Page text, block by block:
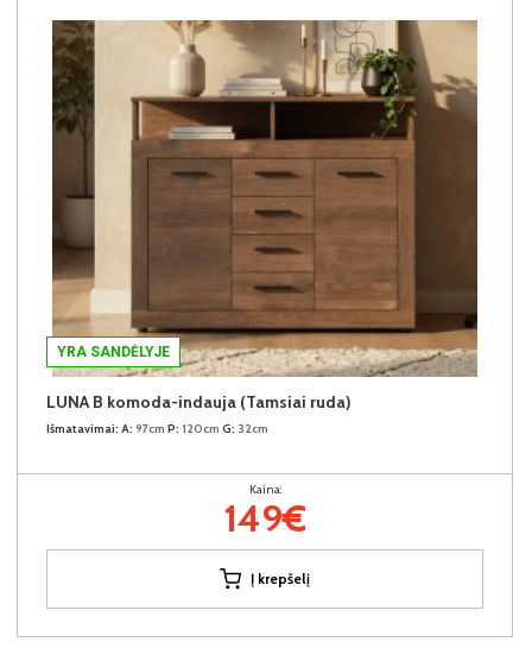
YRA SANDĖLYJE
LUNA B komoda-indauja (Tamsiai ruda)
Išmatavimai: A: 97cm P: 120cm G: 32cm
Kaina:
149€
Į krepšelį